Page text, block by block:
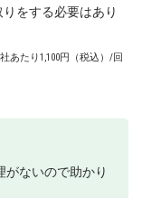
をする必要はあり
あたり1,100円（税込）/回
がないので助かり